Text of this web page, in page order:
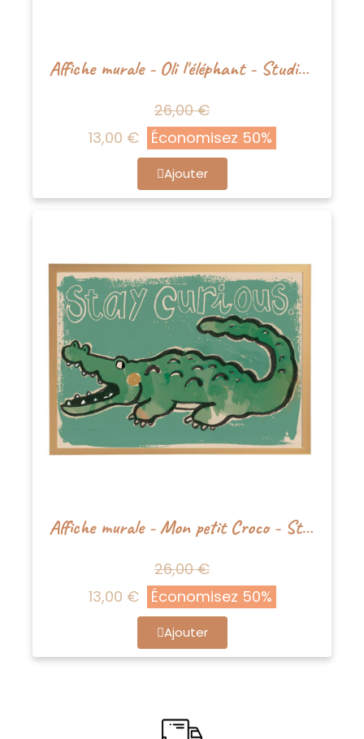
Affiche murale - Oli l'éléphant - Studioloco
26,00 €
13,00 €
Économisez 50%
Ajouter
Affiche murale - Mon petit Croco - Studioloco
26,00 €
13,00 €
Économisez 50%
Ajouter